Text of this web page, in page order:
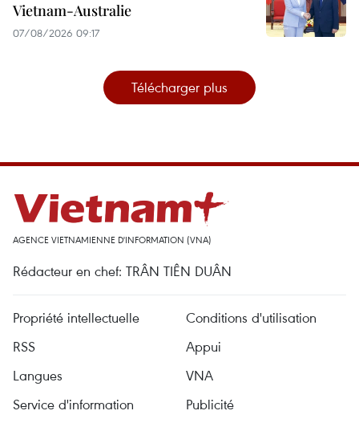
Vietnam-Australie
07/08/2026 09:17
Télécharger plus
AGENCE VIETNAMIENNE D'INFORMATION (VNA)
Rédacteur en chef: TRÂN TIÊN DUÂN
Propriété intellectuelle
Conditions d'utilisation
RSS
Appui
Langues
VNA
Service d'information
Publicité